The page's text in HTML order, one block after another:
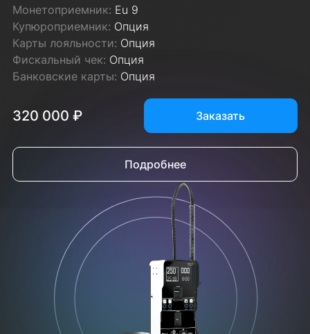
Монетоприемник: Eu 9
Купюроприемник: Опция
Карты лояльности: Опция
Фискальный чек: Опция
Банковские карты: Опция
320 000 ₽ Заказать
Подробнее